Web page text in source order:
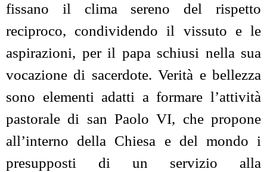
fissano il clima sereno del rispetto
reciproco, condividendo il vissuto e le
aspirazioni, per il papa schiusi nella sua
vocazione di sacerdote. Verità e bellezza
sono elementi adatti a formare l’attività
pastorale di san Paolo VI, che propone
all’interno della Chiesa e del mondo i
presupposti di un servizio alla